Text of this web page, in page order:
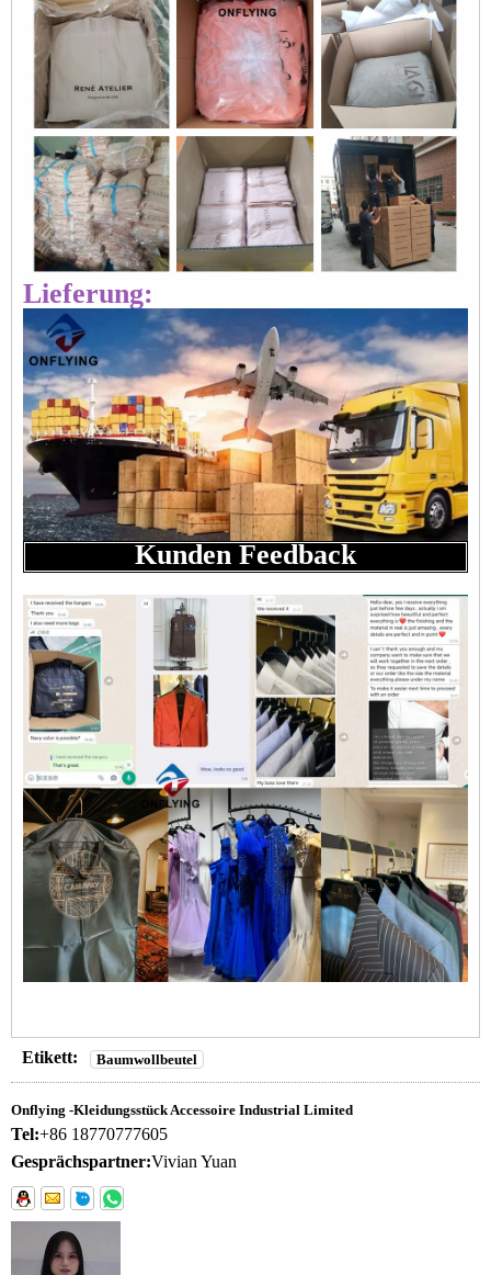
Lieferung:
Kunden Feedback
Etikett: Baumwollbeutel
Onflying -Kleidungsstück Accessoire Industrial Limited
Tel:+86 18770777605
Gesprächspartner:Vivian Yuan